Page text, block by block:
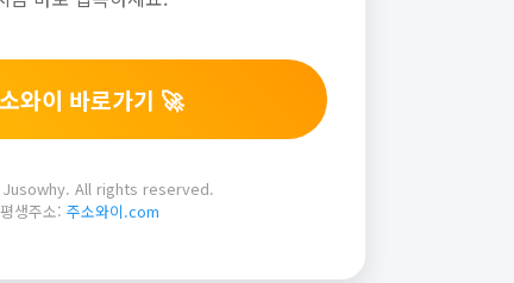
와이 바로가기 🚀
All rights reserved.
평생주소: 주소와이.com